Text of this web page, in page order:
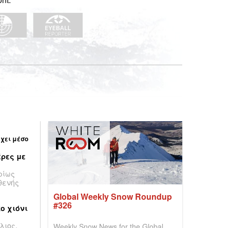
μέσο
με
χιόνι
Global Weekly Snow Roundup
#326